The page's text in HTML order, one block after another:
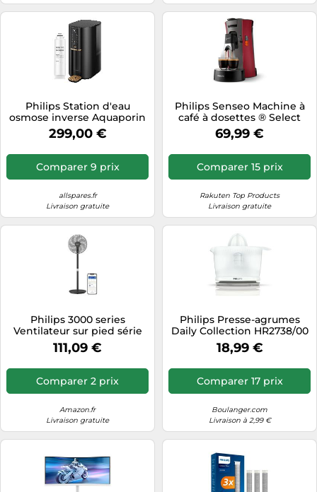
Philips Station d'eau
osmose inverse Aquaporin
Inside® élimine 110
substances, filtre 1 an
299,00 €
Comparer 9 prix
allspares.fr
Livraison gratuite
Philips Senseo Machine à
café à dosettes ® Select
CSA240/91
69,99 €
Comparer 15 prix
Rakuten Top Products
Livraison gratuite
Philips 3000 series
Ventilateur sur pied série
3000
111,09 €
Comparer 2 prix
Amazon.fr
Livraison gratuite
Philips Presse-agrumes
Daily Collection HR2738/00
18,99 €
Comparer 17 prix
Boulanger.com
Livraison à 2,99 €